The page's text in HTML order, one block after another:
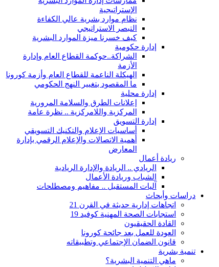
الإستراتيجية
نظام موارد بشرية عالي الكفاءة
التبصر الاستراتيجي
كيف خسرنا ميزة الموارد البشرية
إدارة حكومية
الشراكة..حوكمة القطاع العام وإدارة
الأزمة
الهيكلة الناعمة للقطاع العام وأزمة كورونا
ما المقصود بتغيير النهج الحكومي
إدارة محلية
إعلانات الطرق والسلامة المرورية
المركزية واللامركزية .. نظرة عامة
إدارة التسويق
أساسيات الإعلام والتكنيك التسويقي
أهمية الاتصالات والإعلام الرقمي بإدارة
المعارض
ريادة أعمال
الريادي .. الريادة والإدارة الريادية
الشباب وريادة الأعمال
آليات المستقبل .. مفاهيم ومصطلحات
دراسات وأبحاث
اتجاهات إدارية حديثة في القرن 21
استجابات الصحة المهنية كوفيد 19
القادة الحقيقيون
العودة للعمل بعد جائحة كورونا
قانون الضمان الإجتماعي وتطبيقاته
تنمية بشرية
ماهي التنمية البشرية؟